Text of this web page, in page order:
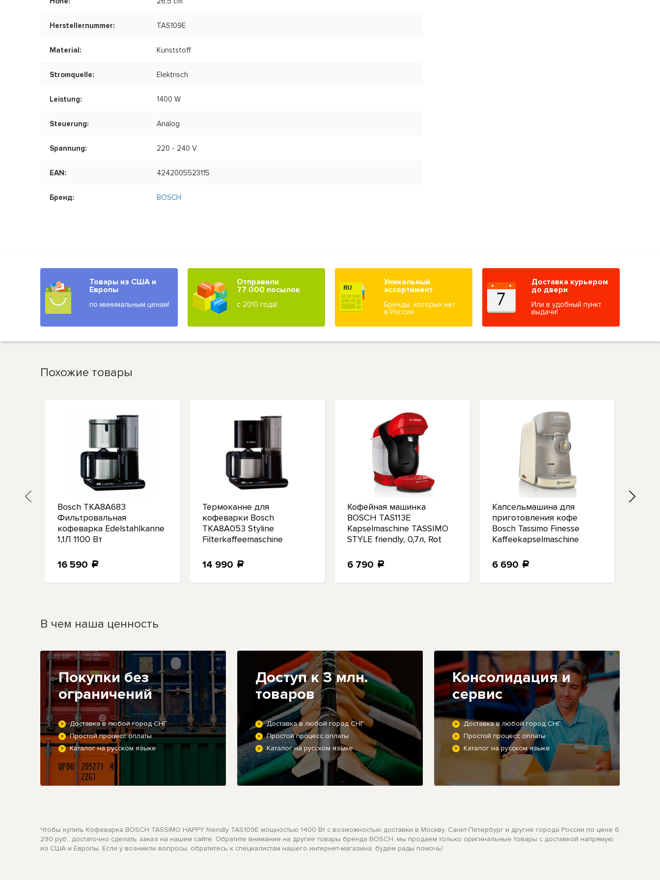
Herstellernummer: TAS109E
Material: Kunststoff
Stromquelle: Elektrisch
Leistung: 1400 W
Steuerung: Analog
Spannung: 220 - 240 V
EAN: 4242005523115
Бренд: BOSCH
Товары из США и
Европы
по минимальным ценам!
Отправили
77 000 посылок
с 2010 года!
Уникальный
ассортимент
Бренды, которых нет
в России
Доставка курьером
до двери
Или в удобный пункт
выдачи!
Похожие товары
Bosch TKA8A683
Фильтровальная
кофеварка Edelstahlkanne
1,1Л 1100 Вт
16 590 a
Термоканне для
кофеварки Bosch
TKA8A053 Styline
Filterkaffeemaschine
14 990 a
Кофейная машинка
BOSCH TAS113E
Kapselmaschine TASSIMO
STYLE friendly, 0,7л, Rot
6 790 a
Капсельмашина для
приготовления кофе
Bosch Tassimo Finesse
Kaffeekapselmaschine
6 690 a
В чем наша ценность
Покупки без
ограничений
Доставка в любой город СНГ
Простой процесс оплаты
Каталог на русском языке
Доступ к 3 млн.
товаров
Доставка в любой город СНГ
Простой процесс оплаты
Каталог на русском языке
Консолидация и
сервис
Доставка в любой город СНГ
Простой процесс оплаты
Каталог на русском языке
Чтобы купить Кофеварка BOSCH TASSIMO HAPPY friendly TAS109E мощностью 1400 Вт с возможностью доставки в Москву, Санкт-Петербург и другие города России по цене 6
290 руб., достаточно сделать заказ на нашем сайте. Обратите внимание на другие товары бренда BOSCH, мы продаем только оригинальные товары с доставкой напрямую
из США и Европы. Если у возникли вопросы, обратитесь к специалистам нашего интернет-магазина, будем рады помочь!